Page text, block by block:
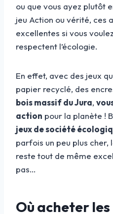
ou que vous ayez plutôt
jeu Action ou vérité, ces
excellentes si vous
respectent l’écologie.
En effet, avec des jeux
papier recyclé, des
bois massif du Jura,
action pour la planète !
jeux de société
parfois un peu plus
reste tout de même
pas…
Où acheter